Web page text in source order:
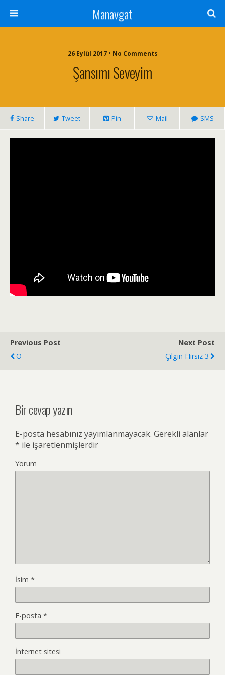
Manavgat
26 Eylül 2017 • No Comments
Şansımı Seveyim
Share Tweet Pin Mail SMS
Previous Post
O
Next Post
Çılgın Hırsız 3
Bir cevap yazın
E-posta hesabınız yayımlanmayacak. Gerekli alanlar
* ile işaretlenmişlerdir
Yorum
İsim *
E-posta *
İnternet sitesi